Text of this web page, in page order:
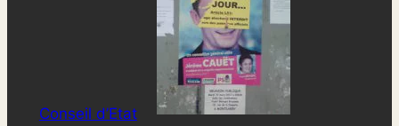
Conseil d’Etat